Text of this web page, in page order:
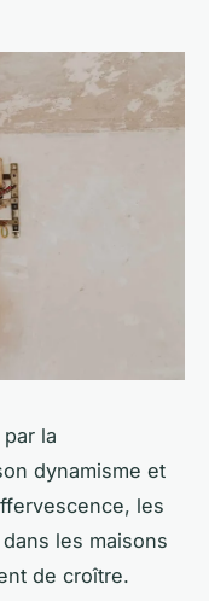
la
dynamisme et
les
dans les maisons
de croître.